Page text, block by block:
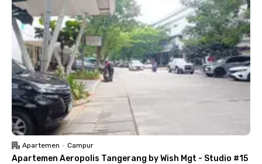
Apartemen • Campur
Apartemen Aeropolis Tangerang by Wish Mgt - Studio #15